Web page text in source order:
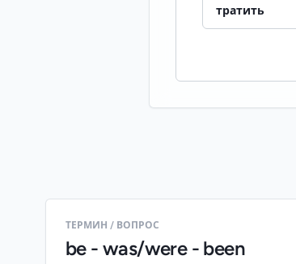
тратить
ТЕРМИН / ВОПРОС
be - was/were - been